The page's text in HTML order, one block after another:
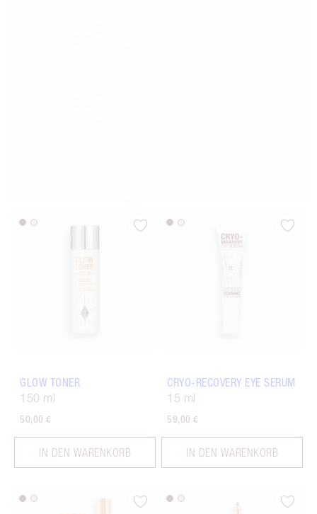
GLOW TONER
150 ml
50,00 €
IN DEN WARENKORB
CRYO-RECOVERY EYE SERUM
15 ml
59,00 €
IN DEN WARENKORB